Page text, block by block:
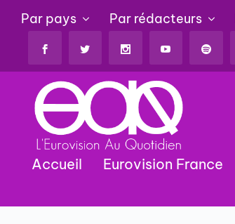
Par pays Par rédacteurs
Accueil Eurovision France